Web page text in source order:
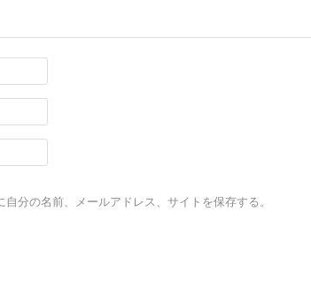
分の名前、メールアドレス、サイトを保存する。